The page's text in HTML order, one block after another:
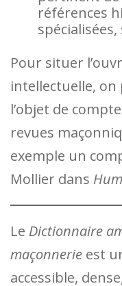
références
Pour situer
intellectuelle, on
l’objet de
revues
exemple un
Mollier dans
Le Dictionnaire
maçonnerie est
accessible,